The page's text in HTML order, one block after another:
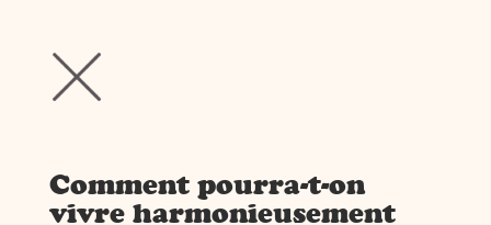
Comment pourra-t-on
vivre harmonieusement